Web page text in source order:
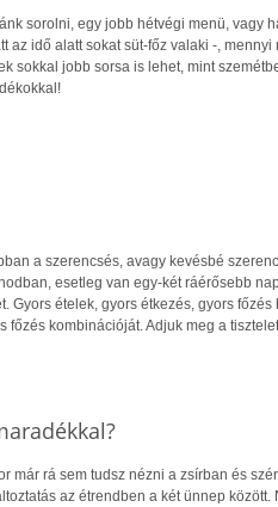
sorolni, egy jobb hétvégi menü, vagy
az idő alatt sokat süt-főz valaki -,
sokkal jobb sorsa is lehet, mint
a szerencsés, avagy kevésbé
esetleg van egy-két ráérősebb
Gyors ételek, gyors étkezés, gyors
főzés kombinációját. Adjuk meg a
már rá sem tudsz nézni a zsírban és
az étrendben a két ünnep